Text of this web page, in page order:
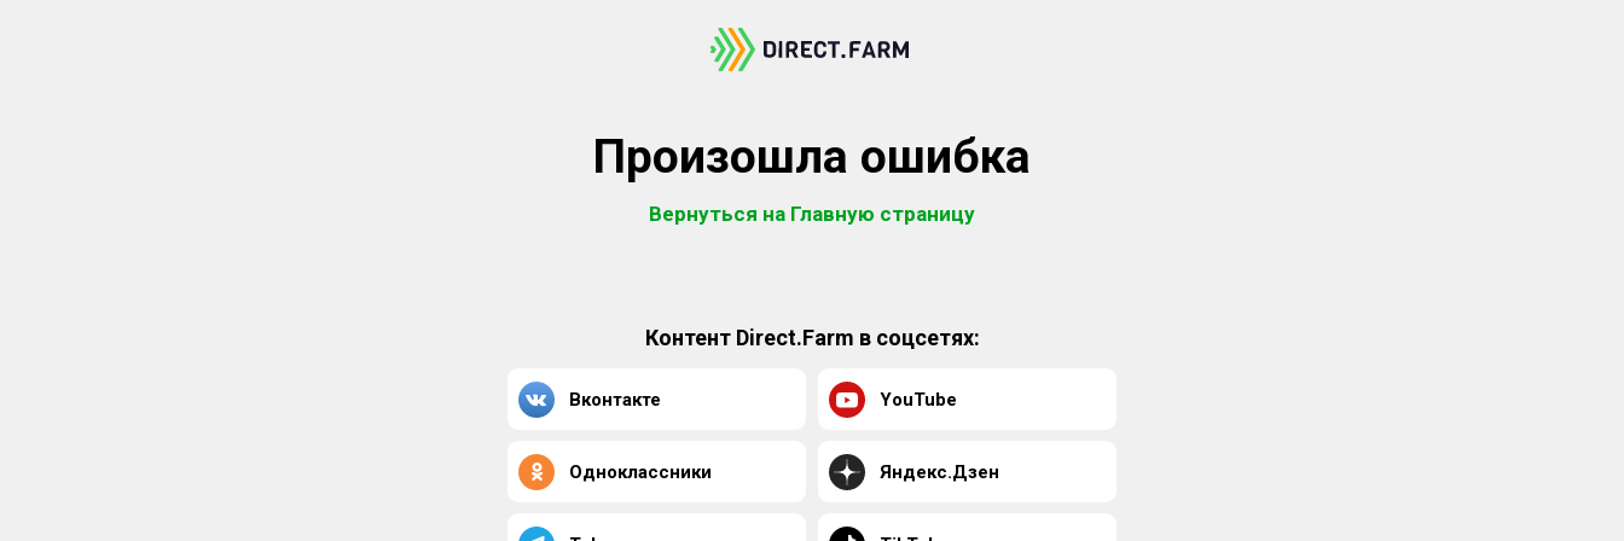
Произошла ошибка
Вернуться на Главную страницу
Контент Direct.Farm в соцсетях:
Вконтакте YouTube
Одноклассники Яндекс.Дзен